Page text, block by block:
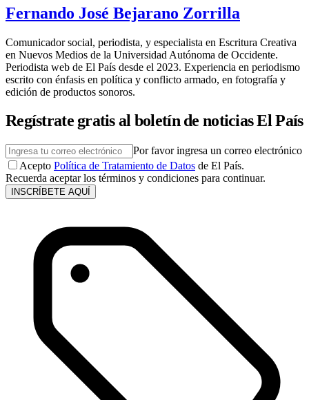
Fernando José Bejarano Zorrilla
Comunicador social, periodista, y especialista en Escritura Creativa
en Nuevos Medios de la Universidad Autónoma de Occidente.
Periodista web de El País desde el 2023. Experiencia en periodismo
escrito con énfasis en política y conflicto armado, en fotografía y
edición de productos sonoros.
Regístrate gratis al boletín de noticias El País
Por favor ingresa un correo electrónico
Acepto Política de Tratamiento de Datos de El País.
Recuerda aceptar los términos y condiciones para continuar.
INSCRÍBETE AQUÍ